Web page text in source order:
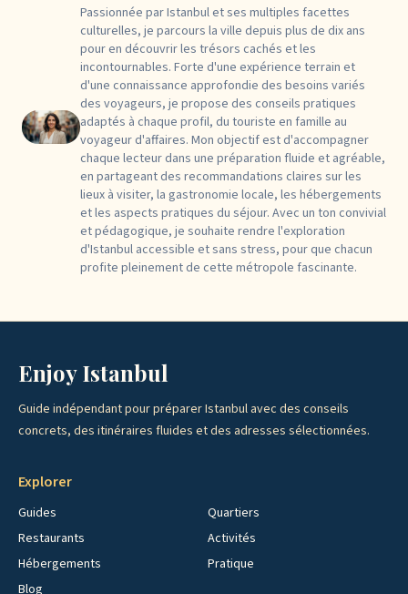
Passionnée par Istanbul et ses multiples facettes
culturelles, je parcours la ville depuis plus de dix ans
pour en découvrir les trésors cachés et les
incontournables. Forte d'une expérience terrain et
d'une connaissance approfondie des besoins variés
des voyageurs, je propose des conseils pratiques
adaptés à chaque profil, du touriste en famille au
voyageur d'affaires. Mon objectif est d'accompagner
chaque lecteur dans une préparation fluide et agréable,
en partageant des recommandations claires sur les
lieux à visiter, la gastronomie locale, les hébergements
et les aspects pratiques du séjour. Avec un ton convivial
et pédagogique, je souhaite rendre l'exploration
d'Istanbul accessible et sans stress, pour que chacun
profite pleinement de cette métropole fascinante.
Enjoy Istanbul
Guide indépendant pour préparer Istanbul avec des conseils
concrets, des itinéraires fluides et des adresses sélectionnées.
Explorer
Guides
Quartiers
Restaurants
Activités
Hébergements
Pratique
Blog